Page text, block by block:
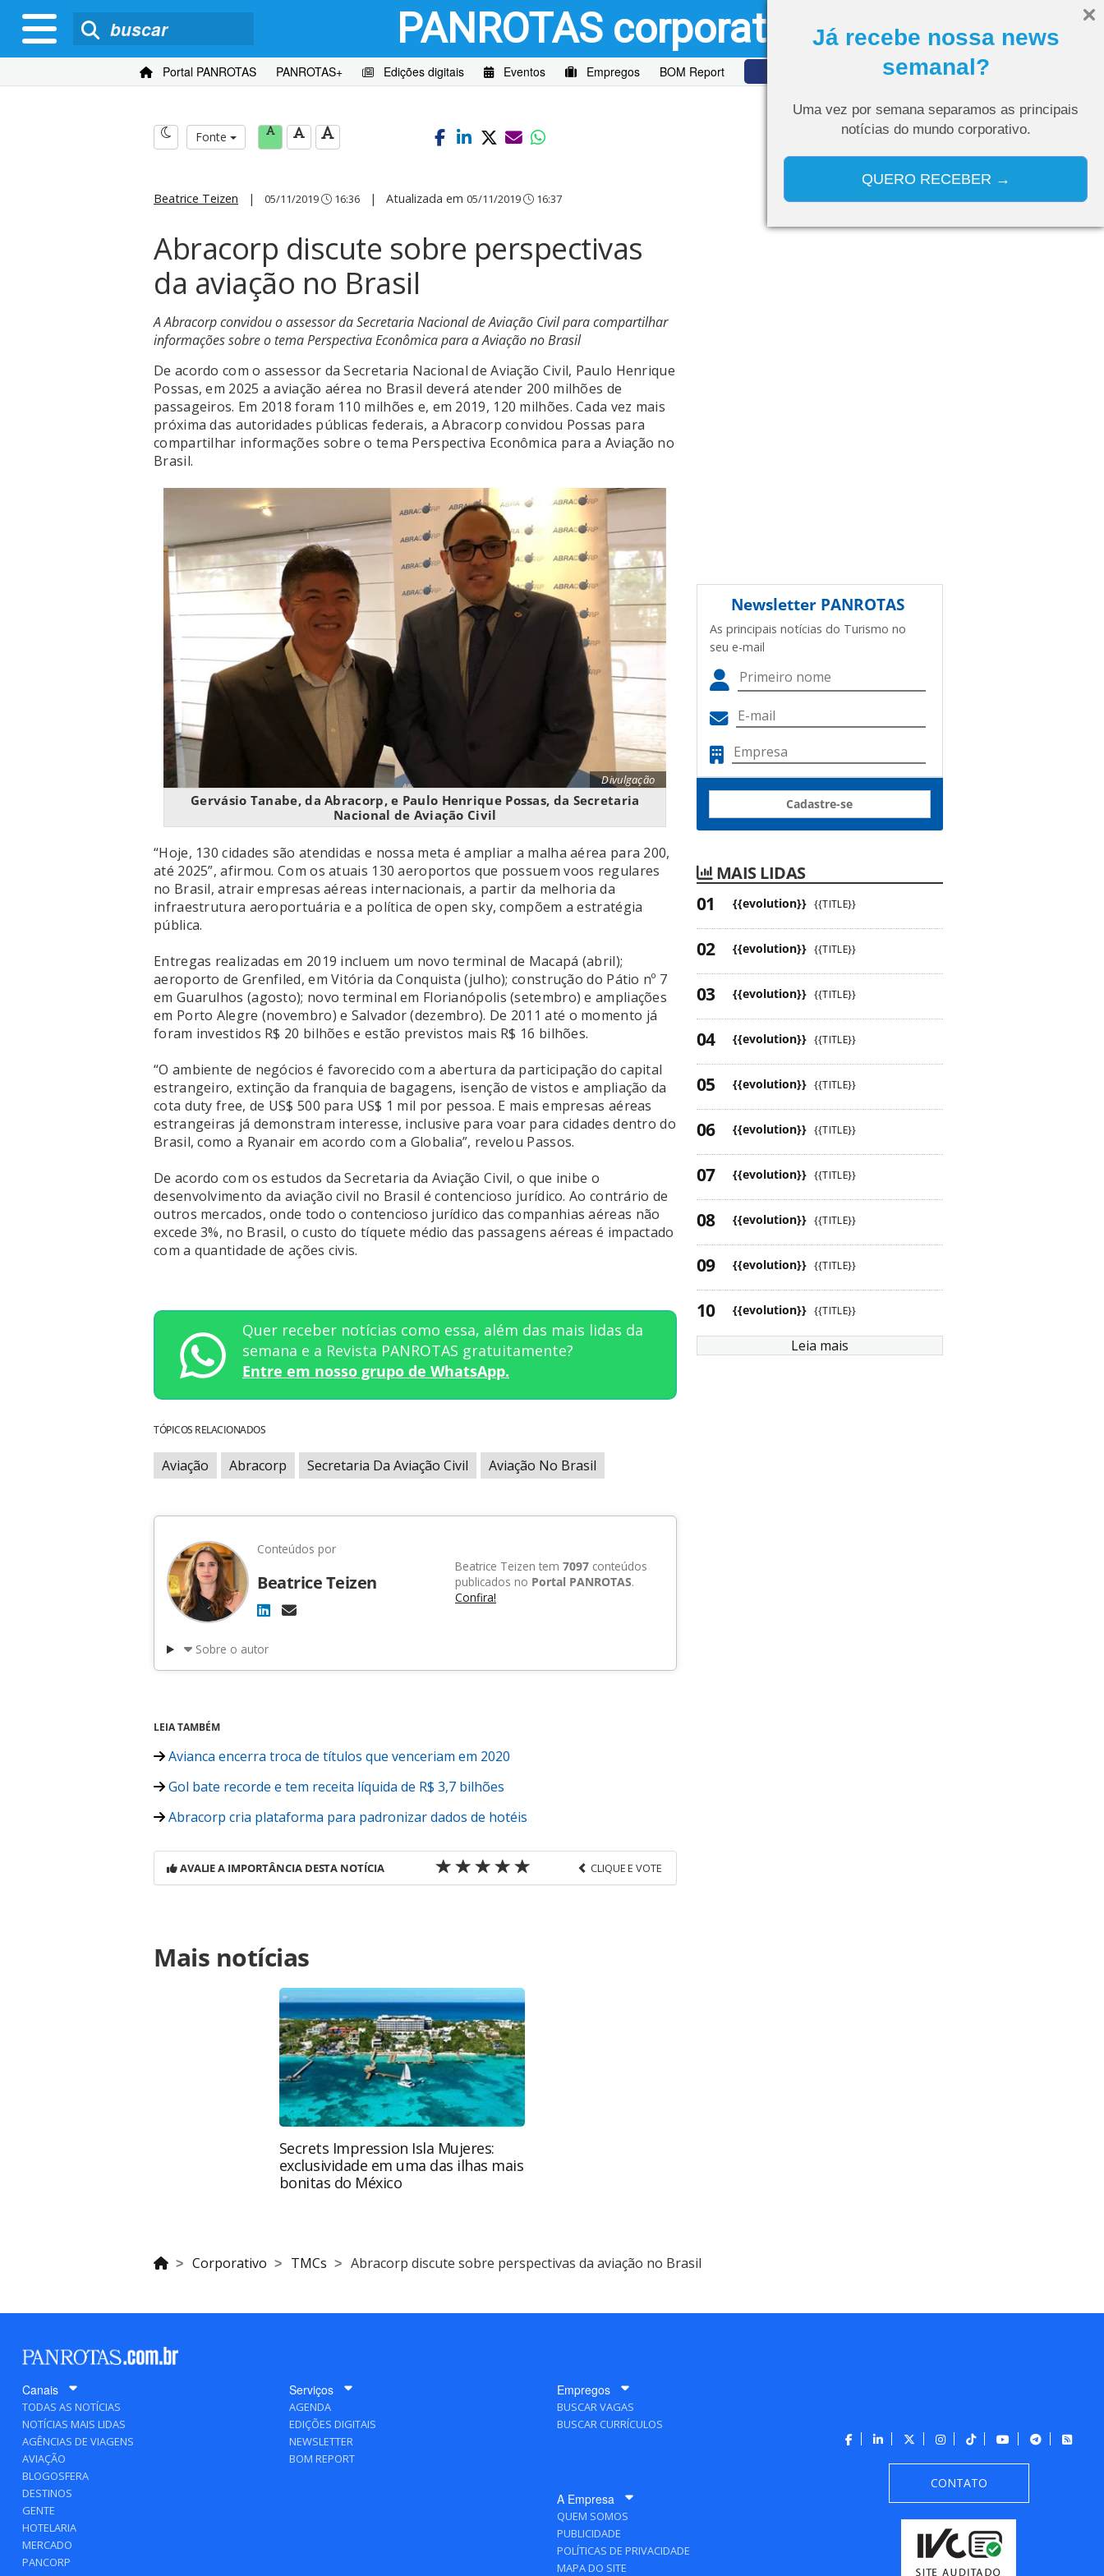
Já recebe nossa news
semanal?
Uma vez por semana separamos as principais
notícias do mundo corporativo.
QUERO RECEBER →
PANROTAS corporativo
Portal PANROTAS PANROTAS+ Edições digitais Eventos Empregos BOM Report Curso de IA
Fonte
Beatrice Teizen | 05/11/2019 16:36 | Atualizada em 05/11/2019 16:37
Abracorp discute sobre perspectivas
da aviação no Brasil
A Abracorp convidou o assessor da Secretaria Nacional de Aviação Civil para compartilhar
informações sobre o tema Perspectiva Econômica para a Aviação no Brasil
De acordo com o assessor da Secretaria Nacional de Aviação Civil, Paulo Henrique
Possas, em 2025 a aviação aérea no Brasil deverá atender 200 milhões de
passageiros. Em 2018 foram 110 milhões e, em 2019, 120 milhões. Cada vez mais
próxima das autoridades públicas federais, a Abracorp convidou Possas para
compartilhar informações sobre o tema Perspectiva Econômica para a Aviação no
Brasil.
Divulgação
Gervásio Tanabe, da Abracorp, e Paulo Henrique Possas, da Secretaria
Nacional de Aviação Civil
“Hoje, 130 cidades são atendidas e nossa meta é ampliar a malha aérea para 200,
até 2025”, afirmou. Com os atuais 130 aeroportos que possuem voos regulares
no Brasil, atrair empresas aéreas internacionais, a partir da melhoria da
infraestrutura aeroportuária e a política de open sky, compõem a estratégia
pública.
Entregas realizadas em 2019 incluem um novo terminal de Macapá (abril);
aeroporto de Grenfiled, em Vitória da Conquista (julho); construção do Pátio nº 7
em Guarulhos (agosto); novo terminal em Florianópolis (setembro) e ampliações
em Porto Alegre (novembro) e Salvador (dezembro). De 2011 até o momento já
foram investidos R$ 20 bilhões e estão previstos mais R$ 16 bilhões.
“O ambiente de negócios é favorecido com a abertura da participação do capital
estrangeiro, extinção da franquia de bagagens, isenção de vistos e ampliação da
cota duty free, de US$ 500 para US$ 1 mil por pessoa. E mais empresas aéreas
estrangeiras já demonstram interesse, inclusive para voar para cidades dentro do
Brasil, como a Ryanair em acordo com a Globalia”, revelou Passos.
De acordo com os estudos da Secretaria da Aviação Civil, o que inibe o
desenvolvimento da aviação civil no Brasil é contencioso jurídico. Ao contrário de
outros mercados, onde todo o contencioso jurídico das companhias aéreas não
excede 3%, no Brasil, o custo do tíquete médio das passagens aéreas é impactado
com a quantidade de ações civis.
Quer receber notícias como essa, além das mais lidas da
semana e a Revista PANROTAS gratuitamente?
Entre em nosso grupo de WhatsApp.
TÓPICOS RELACIONADOS
Aviação Abracorp Secretaria Da Aviação Civil Aviação No Brasil
Conteúdos por
Beatrice Teizen
Beatrice Teizen tem 7097 conteúdos
publicados no Portal PANROTAS.
Confira!
Sobre o autor
LEIA TAMBÉM
Avianca encerra troca de títulos que venceriam em 2020
Gol bate recorde e tem receita líquida de R$ 3,7 bilhões
Abracorp cria plataforma para padronizar dados de hotéis
AVALIE A IMPORTÂNCIA DESTA NOTÍCIA CLIQUE E VOTE
https://www.panrotas.com.br/viagens-corporativas/tmcs/2019/11/abracorp-discute-
sobre-perspectivas-da-aviacao-no-brasil_168945.html ou as ferramentas oferecidas na
página. Todo o conteúdo produzido pela PANROTAS Editora é protegido pela legislação
brasileira sobre direito autoral. Não reproduza o conteúdo sem autorização da
PANROTAS Editora (copyright@panrotas.com.br).
Mais notícias
Secrets Impression Isla Mujeres:
exclusividade em uma das ilhas mais
bonitas do México
Newsletter PANROTAS
As principais notícias do Turismo no
seu e-mail
Cadastre-se
MAIS LIDAS
{{evolution}} {{TITLE}}
{{evolution}} {{TITLE}}
{{evolution}} {{TITLE}}
{{evolution}} {{TITLE}}
{{evolution}} {{TITLE}}
{{evolution}} {{TITLE}}
{{evolution}} {{TITLE}}
{{evolution}} {{TITLE}}
{{evolution}} {{TITLE}}
{{evolution}} {{TITLE}}
Leia mais
Corporativo TMCs Abracorp discute sobre perspectivas da aviação no Brasil
Canais
TODAS AS NOTÍCIAS
NOTÍCIAS MAIS LIDAS
AGÊNCIAS DE VIAGENS
AVIAÇÃO
BLOGOSFERA
DESTINOS
GENTE
HOTELARIA
MERCADO
PANCORP
Serviços
AGENDA
EDIÇÕES DIGITAIS
NEWSLETTER
BOM REPORT
Empregos
BUSCAR VAGAS
BUSCAR CURRÍCULOS
A Empresa
QUEM SOMOS
PUBLICIDADE
POLÍTICAS DE PRIVACIDADE
MAPA DO SITE
CONTATO